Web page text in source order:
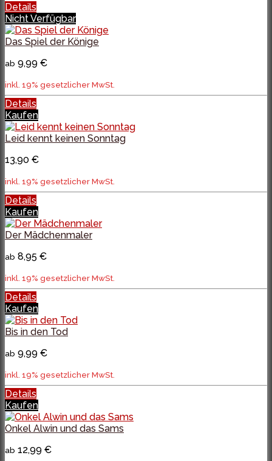
Details
Nicht Verfügbar
Das Spiel der Könige
ab 9,99 €
inkl. 19% gesetzlicher MwSt.
Details
Kaufen
Leid kennt keinen Sonntag
13,90 €
inkl. 19% gesetzlicher MwSt.
Details
Kaufen
Der Mädchenmaler
ab 8,95 €
inkl. 19% gesetzlicher MwSt.
Details
Kaufen
Bis in den Tod
ab 9,99 €
inkl. 19% gesetzlicher MwSt.
Details
Kaufen
Onkel Alwin und das Sams
ab 12,99 €